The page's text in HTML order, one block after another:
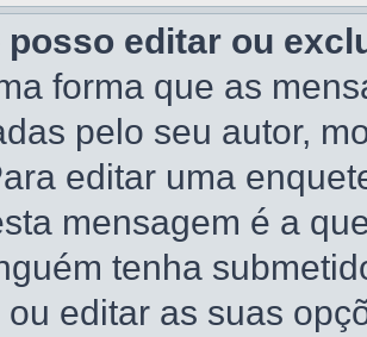
posso editar ou
forma que as
pelo seu autor,
editar uma
mensagem é a
tenha
editar as suas